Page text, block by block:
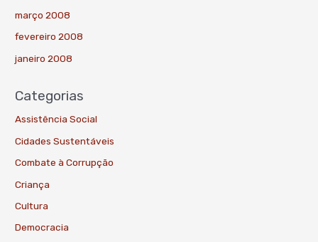
março 2008
fevereiro 2008
janeiro 2008
Categorias
Assistência Social
Cidades Sustentáveis
Combate à Corrupção
Criança
Cultura
Democracia